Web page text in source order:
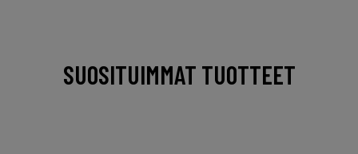
SUOSITUIMMAT TUOTTEET